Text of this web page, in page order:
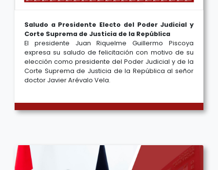
Saludo a Presidente Electo del Poder Judicial y
Corte Suprema de Justicia de la República
El presidente Juan Riquelme Guillermo Piscoya
expresa su saludo de felicitación con motivo de su
elección como presidente del Poder Judicial y de la
Corte Suprema de Justicia de la República al señor
doctor Javier Arévalo Vela.